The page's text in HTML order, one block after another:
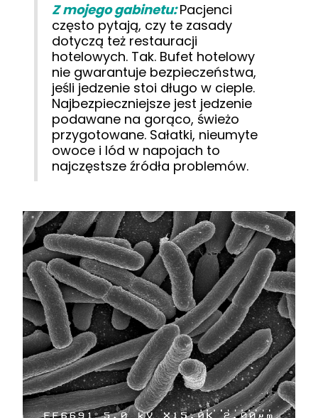
Z mojego gabinetu:Pacjenci
często pytają, czy te zasady
dotyczą też restauracji
hotelowych. Tak. Bufet hotelowy
nie gwarantuje bezpieczeństwa,
jeśli jedzenie stoi długo w cieple.
Najbezpieczniejsze jest jedzenie
podawane na gorąco, świeżo
przygotowane. Sałatki, nieumyte
owoce i lód w napojach to
najczęstsze źródła problemów.